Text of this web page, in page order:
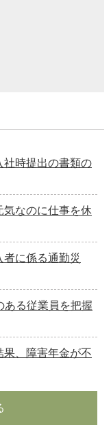
時提出の書類の
なのに仕事を休
に係る通勤災
る従業員を把握
、障害年金が不